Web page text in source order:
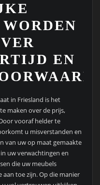
EN
in Friesland is het
maken over de prijs,
vooraf helder te
u misverstanden en
van uw op maat gemaakte
uw verwachtingen en
die uw meubels
aan toe zijn. Op die manier